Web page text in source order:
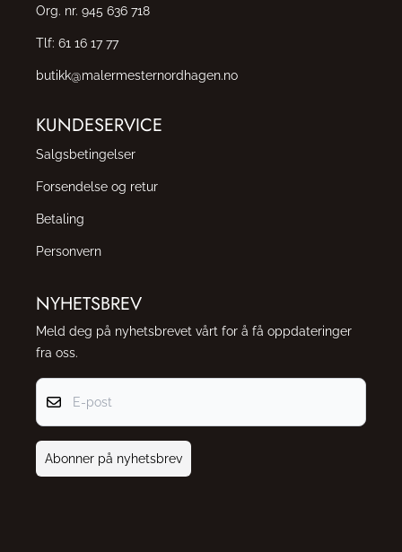
Org. nr. 945 636 718
Tlf: 61 16 17 77
butikk@malermesternordhagen.no
KUNDESERVICE
Salgsbetingelser
Forsendelse og retur
Betaling
Personvern
NYHETSBREV
Meld deg på nyhetsbrevet vårt for å få oppdateringer
fra oss.
E-post
Abonner på nyhetsbrev